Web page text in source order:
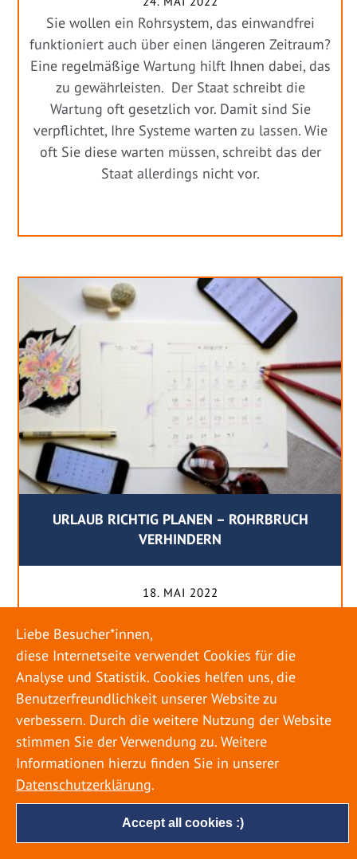
Sie wollen ein Rohrsystem, das einwandfrei
funktioniert auch über einen längeren Zeitraum?
Eine regelmäßige Wartung hilft Ihnen dabei, das
zu gewährleisten. Der Staat schreibt die
Wartung oft gesetzlich vor. Damit sind Sie
verpflichtet, Ihre Systeme warten zu lassen. Wie
oft Sie diese warten müssen, schreibt das der
Staat allerdings nicht vor.
URLAUB RICHTIG PLANEN – ROHRBRUCH
VERHINDERN
18. MAI 2022
genießen ihren Urlaub. Dabei zieht es die Einen
weiter weg, die Anderen bleiben dann doch
lieber in der Heimat. Wenn Sie für eine längere
Zeit wegfahren möchten, gibt es einige Dinge zu
beachten, damit nicht anschließend eine böse
Überraschung auf Sie wartet. Um einen
möglichst entspannten Urlaub zu […]
Accept all cookies :)
Liebe Besucher*innen,
diese Internetseite verwendet Cookies für die
Analyse und Statistik. Cookies helfen uns, die
Benutzerfreundlichkeit unserer Website zu
verbessern. Durch die weitere Nutzung der Website
stimmen Sie der Verwendung zu. Weitere
Informationen hierzu finden Sie in unserer
Datenschutzerklärung.